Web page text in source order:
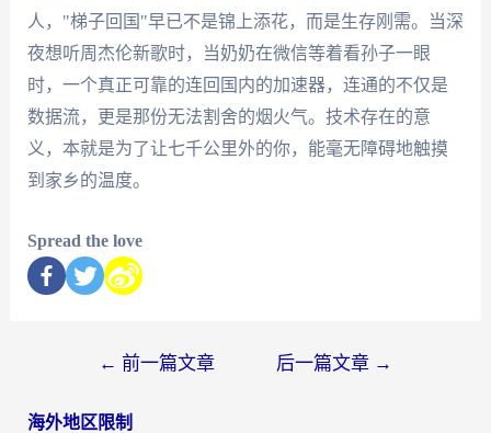
人，"梯子回国"早已不是锦上添花，而是生存刚需。当深
夜想听周杰伦新歌时，当奶奶在微信等着看孙子一眼
时，一个真正可靠的连回国内的加速器，连通的不仅是
数据流，更是那份无法割舍的烟火气。技术存在的意
义，本就是为了让七千公里外的你，能毫无障碍地触摸
到家乡的温度。
Spread the love
← 前一篇文章 后一篇文章 →
海外地区限制